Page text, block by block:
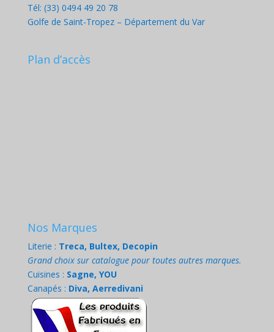
Tél: (33) 0494 49 20 78
Golfe de Saint-Tropez – Département du Var
Plan d’accès
Nos Marques
Literie : Treca, Bultex, Decopin
Grand choix sur catalogue pour toutes autres marques.
Cuisines : Sagne, YOU
Canapés : Diva, Aerredivani